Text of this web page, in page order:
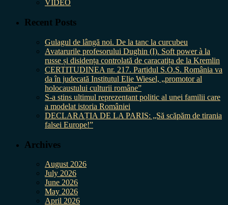
VIDEO
Recent Posts
Gulagul de lângă noi. De la tanc la curcubeu
Avatarurile profesorului Dughin (I). Soft power à la
russe și disidența controlată de caracatița de la Kremlin
CERTITUDINEA nr. 217. Partidul S.O.S. România va
da în judecată Institutul Elie Wiesel, „promotor al
holocaustului culturii române”
S-a stins ultimul reprezentant politic al unei familii care
a modelat istoria României
DECLARAȚIA DE LA PARIS: „Să scăpăm de tirania
falsei Europe!”
Archives
August 2026
July 2026
June 2026
May 2026
April 2026